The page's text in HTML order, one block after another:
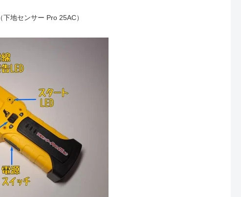
（下地センサー Pro 25AC）